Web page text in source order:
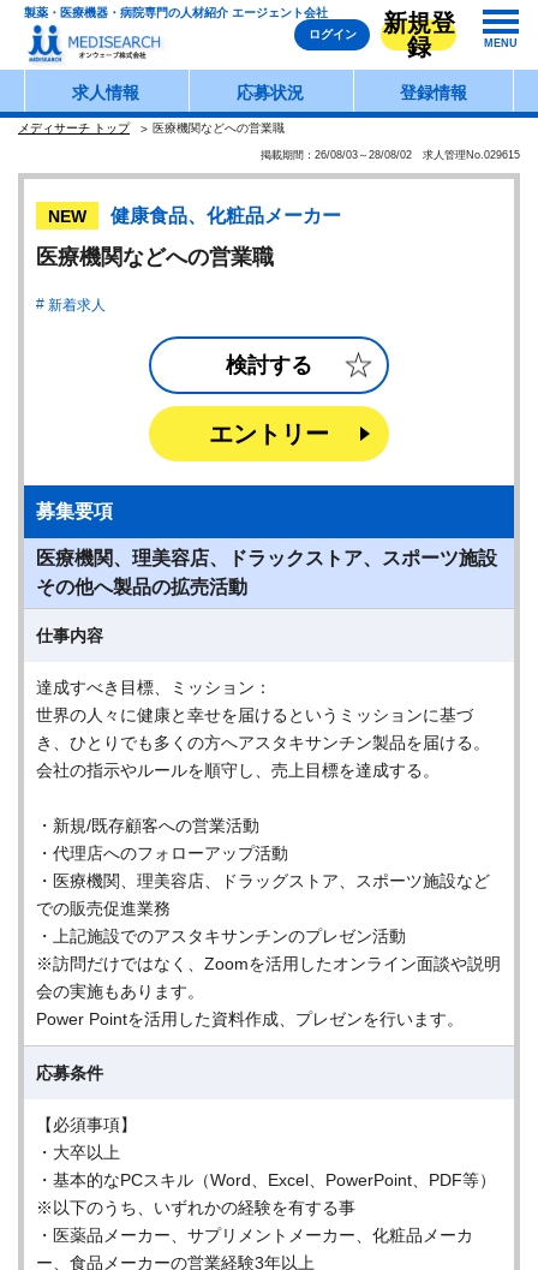
製薬・医療機器・病院専門の人材紹介 エージェント会社
ログイン
新規登
録
MENU
求人情報 応募状況 登録情報
メディサーチ トップ 医療機関などへの営業職
掲載期間：26/08/03～28/08/02 求人管理No.029615
NEW 健康食品、化粧品メーカー
医療機関などへの営業職
新着求人
検討する
エントリー
募集要項
医療機関、理美容店、ドラックストア、スポーツ施設
その他へ製品の拡売活動
仕事内容
達成すべき目標、ミッション：
世界の人々に健康と幸せを届けるというミッションに基づ
き、ひとりでも多くの方へアスタキサンチン製品を届ける。
会社の指示やルールを順守し、売上目標を達成する。
・新規/既存顧客への営業活動
・代理店へのフォローアップ活動
・医療機関、理美容店、ドラッグストア、スポーツ施設など
での販売促進業務
・上記施設でのアスタキサンチンのプレゼン活動
※訪問だけではなく、Zoomを活用したオンライン面談や説明
会の実施もあります。
Power Pointを活用した資料作成、プレゼンを行います。
応募条件
【必須事項】
・大卒以上
・基本的なPCスキル（Word、Excel、PowerPoint、PDF等）
※以下のうち、いずれかの経験を有する事
・医薬品メーカー、サプリメントメーカー、化粧品メーカ
ー、食品メーカーの営業経験3年以上